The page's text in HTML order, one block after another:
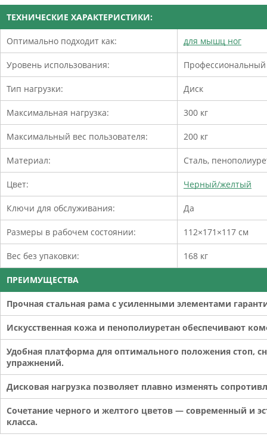
ТЕХНИЧЕСКИЕ ХАРАКТЕРИСТИКИ:
Оптимально подходит как: для мышц ног
Уровень использования: Профессиональный
Тип нагрузки: Диск
Максимальная нагрузка: 300 кг
Максимальный вес пользователя: 200 кг
Материал: Сталь,
Цвет: Черный/желтый
Ключи для обслуживания: Да
Размеры в рабочем состоянии: 112×171×117 см
Вес без упаковки: 168 кг
ПРЕИМУЩЕСТВА
Прочная стальная рама с усиленными элементами
Искусственная кожа и пенополиуретан обеспечивают
Удобная платформа для оптимального положения стоп,
упражнений.
Дисковая нагрузка позволяет плавно изменять
Сочетание черного и желтого цветов — современный и
класса.